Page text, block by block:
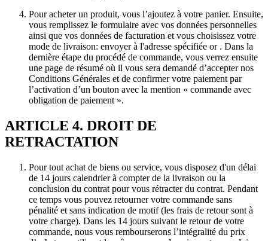
Pour acheter un produit, vous l’ajoutez à votre panier. Ensuite,
vous remplissez le formulaire avec vos données personnelles
ainsi que vos données de facturation et vous choisissez votre
mode de livraison: envoyer à l'adresse spécifiée or . Dans la
dernière étape du procédé de commande, vous verrez ensuite
une page de résumé où il vous sera demandé d’accepter nos
Conditions Générales et de confirmer votre paiement par
l’activation d’un bouton avec la mention « commande avec
obligation de paiement ».
ARTICLE 4. DROIT DE
RETRACTATION
Pour tout achat de biens ou service, vous disposez d'un délai
de 14 jours calendrier à compter de la livraison ou la
conclusion du contrat pour vous rétracter du contrat. Pendant
ce temps vous pouvez retourner votre commande sans
pénalité et sans indication de motif (les frais de retour sont à
votre charge). Dans les 14 jours suivant le retour de votre
commande, nous vous rembourserons l’intégralité du prix